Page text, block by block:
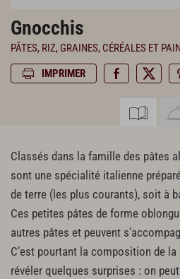
Gnocchis
PÂTES, RIZ, GRAINES, CÉRÉALES ET
IMPRIMER
Classés dans la famille des pâtes
sont une spécialité italienne
de terre (les plus courants), soit à
Ces petites pâtes de forme
autres pâtes et peuvent
C’est pourtant la composition de
révéler quelques surprises : on